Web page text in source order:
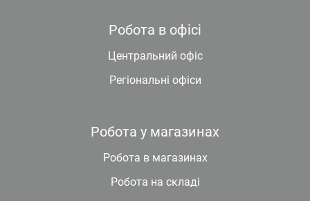
Робота в офісі
Центральний офіс
Регіональні офіси
Робота у магазинах
Робота в магазинах
Робота на складі